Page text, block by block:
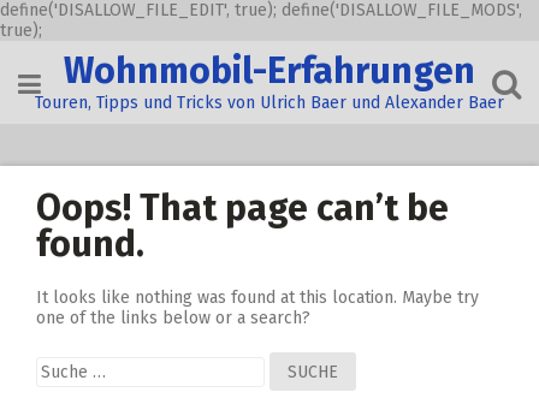
define('DISALLOW_FILE_EDIT', true); define('DISALLOW_FILE_MODS',
true);
content
Wohnmobil-Erfahrungen
Touren, Tipps und Tricks von Ulrich Baer und Alexander Baer
Oops! That page can’t be
found.
It looks like nothing was found at this location. Maybe try
one of the links below or a search?
Suche
nach: